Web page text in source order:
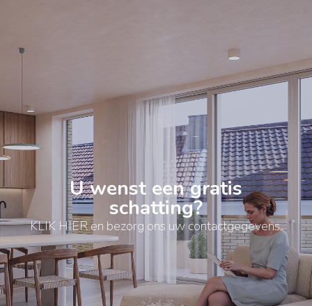
U wenst een gratis
schatting?
KLIK HIER en bezorg ons uw contactgegevens.